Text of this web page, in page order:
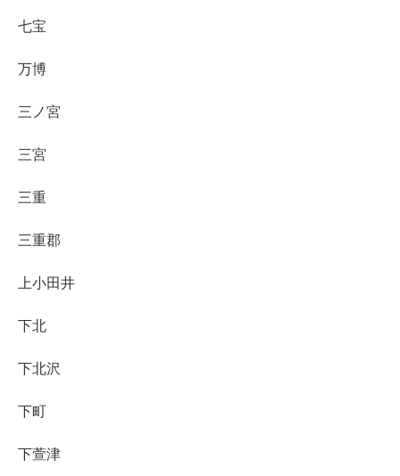
七宝
万博
三ノ宮
三宮
三重
三重郡
上小田井
下北
下北沢
下町
下萱津